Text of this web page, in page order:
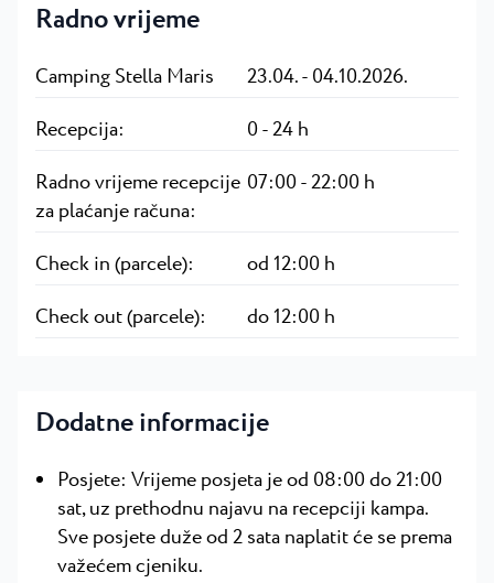
Radno vrijeme
Camping Stella Maris
23.04. - 04.10.2026.
Recepcija:
0 - 24 h
Radno vrijeme recepcije
za plaćanje računa:
07:00 - 22:00 h
Check in (parcele):
od 12:00 h
Check out (parcele):
do 12:00 h
Dodatne informacije
Posjete: Vrijeme posjeta je od 08:00 do 21:00
sat, uz prethodnu najavu na recepciji kampa.
Sve posjete duže od 2 sata naplatit će se prema
važećem cjeniku.